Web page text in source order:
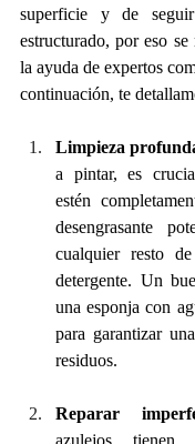
superficie y de
estructurado, por eso se
la ayuda de expertos
continuación, te
Limpieza
a pintar, es
estén
desengrasante
cualquier resto
detergente. Un
una esponja con
para garantizar
residuos.
Reparar